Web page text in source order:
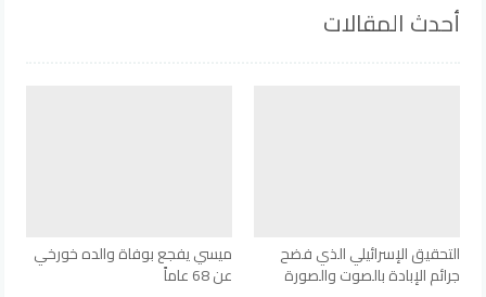
أحدث المقالات
التحقيق الإسرائيلي الذي فضح
جرائم الإبادة بالصوت والصورة
ميسي يفجع بوفاة والده خورخي
عن 68 عاماً